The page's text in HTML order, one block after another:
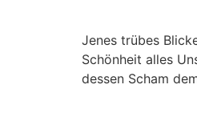
Jenes trübes
Schönheit alles
dessen Scham